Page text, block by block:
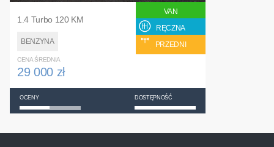
1.4 Turbo 120 KM
BENZYNA
VAN
RĘCZNA
PRZEDNI
CENA ŚREDNIA
29 000 zł
OCENY DOSTĘPNOŚĆ